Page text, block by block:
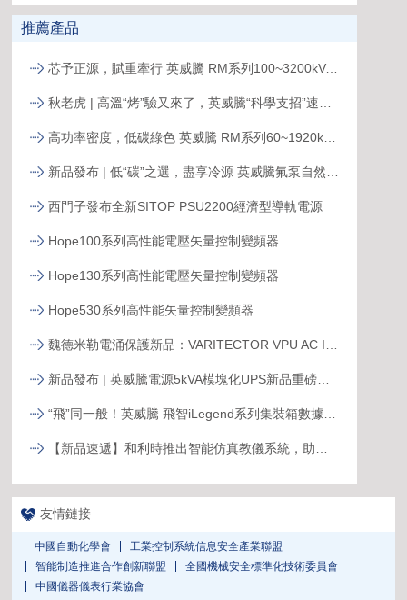
推薦產品
芯予正源，賦重牽行 英威騰 RM系列100~3200kVA模塊化UPS新品發布
西門子發布全新SITOP PSU2200經濟型導軌電源
Hope100系列高性能電壓矢量控制變頻器
Hope130系列高性能電壓矢量控制變頻器
Hope530系列高性能矢量控制變頻器
友情鏈接
中國自動化學會
工業控制系統信息安全產業聯盟
智能制造推進合作創新聯盟
全國機械安全標準化技術委員會
中國儀器儀表行業協會